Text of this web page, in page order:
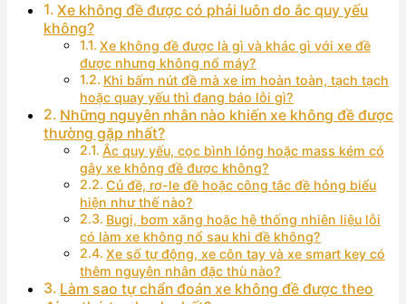
Xe không đề được có phải luôn do ắc quy yếu
không?
Xe không đề được là gì và khác gì với xe đề
được nhưng không nổ máy?
Khi bấm nút đề mà xe im hoàn toàn, tạch tạch
hoặc quay yếu thì đang báo lỗi gì?
Những nguyên nhân nào khiến xe không đề được
thường gặp nhất?
Ắc quy yếu, cọc bình lỏng hoặc mass kém có
gây xe không đề được không?
Củ đề, rơ-le đề hoặc công tắc đề hỏng biểu
hiện như thế nào?
Bugi, bơm xăng hoặc hệ thống nhiên liệu lỗi
có làm xe không nổ sau khi đề không?
Xe số tự động, xe côn tay và xe smart key có
thêm nguyên nhân đặc thù nào?
Làm sao tự chẩn đoán xe không đề được theo